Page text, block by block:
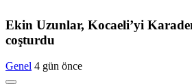
Ekin Uzunlar, Kocaeli’yi
coşturdu
Genel 4 gün önce